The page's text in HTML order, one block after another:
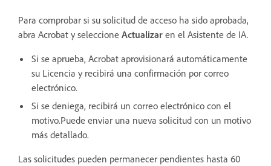
Para comprobar si su solicitud de acceso ha sido aprobada,
abra Acrobat y seleccione Actualizar en el Asistente de IA.
Si se aprueba, Acrobat aprovisionará automáticamente
su Licencia y recibirá una confirmación por correo
electrónico.
Si se deniega, recibirá un correo electrónico con el
motivo.Puede enviar una nueva solicitud con un motivo
más detallado.
Las solicitudes pueden permanecer pendientes hasta 60